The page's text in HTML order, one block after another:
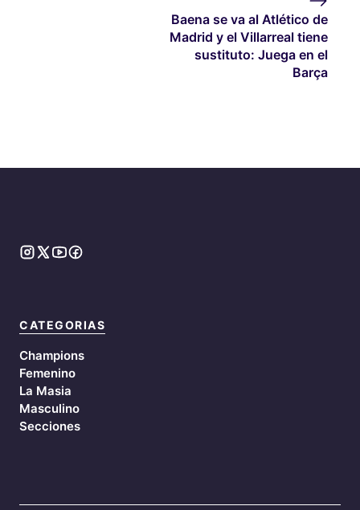
Baena se va al Atlético de
Madrid y el Villarreal tiene
sustituto: Juega en el
Barça
CATEGORIAS
Champions
Femenino
La Masia
Masculino
Secciones